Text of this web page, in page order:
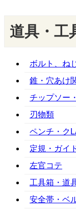
道具・工
ボルト、ね
錐・穴あけ
チップソー
刃物類
ペンチ・ク
定規・ガイ
左官コテ
工具箱・道
安全帯・ベ